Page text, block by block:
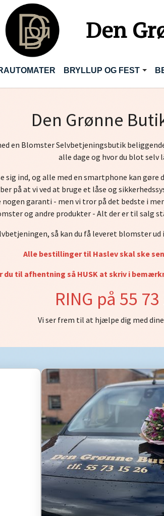
Den
BRYLLUP OG FEST
Den Grønne
en Blomster Selvbetjeningsbutik
alle dage og hvor du blot selv
ind, og alle med en smartphone kan gøre
på at vi ved at bruge et låse og
garanti - men vi tror på det bedste i
og andre produkter - Alt der er til salg
så kan du få leveret blomster
Alle bestillinger til Haslev skal ske
du til afhentning så HUSK at skriv i
RING på 55
Vi ser frem til at hjælpe dig med